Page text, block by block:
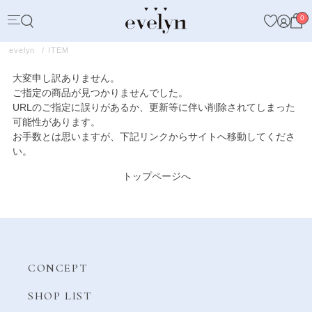
0
evelyn ITEM
大変申し訳ありません。
ご指定の商品が見つかりませんでした。
URLのご指定に誤りがあるか、更新等に伴い削除されてしまった
可能性があります。
お手数とは思いますが、下記リンクからサイトへ移動してくださ
い。
トップページへ
CONCEPT
SHOP LIST